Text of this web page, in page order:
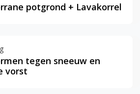
potgrond + Lavakorrel
tegen sneeuw en
vorst